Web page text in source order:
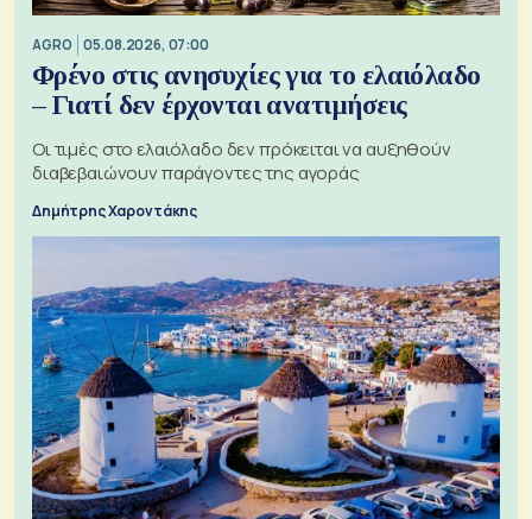
AGRO 05.08.2026, 07:00
Φρένο στις ανησυχίες για το ελαιόλαδο
– Γιατί δεν έρχονται ανατιμήσεις
Οι τιμές στο ελαιόλαδο δεν πρόκειται να αυξηθούν
διαβεβαιώνουν παράγοντες της αγοράς
Δημήτρης Χαροντάκης